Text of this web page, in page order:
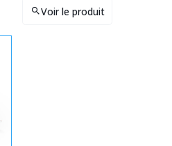
Voir le produit